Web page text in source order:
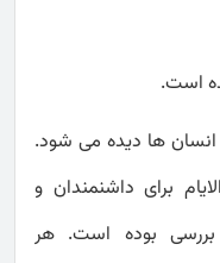
است.
ها دیده می شود.
برای داشنمندان و
بوده است. هر